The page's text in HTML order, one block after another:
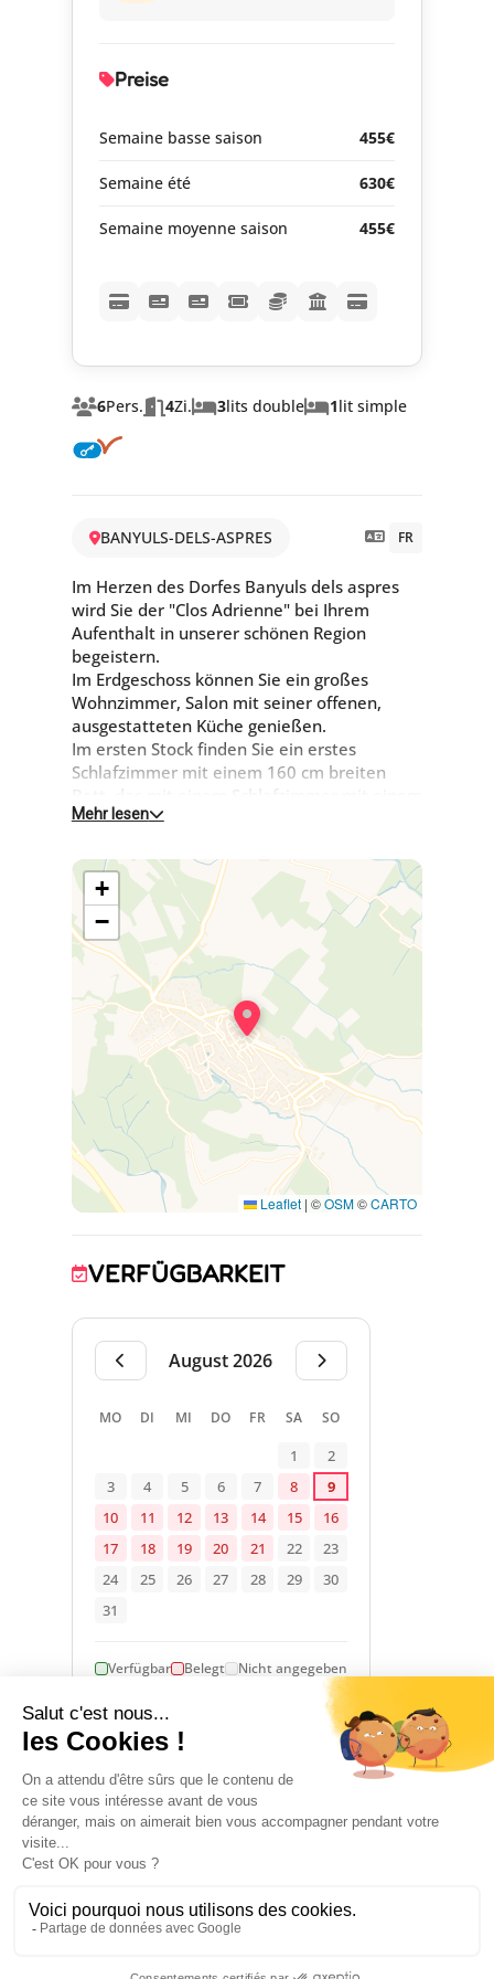
6Pers. 4Zi. 3lits double 1lit simple
BANYULS-DELS-ASPRES FR
Im Herzen des Dorfes Banyuls dels aspres
wird Sie der "Clos Adrienne" bei Ihrem
Aufenthalt in unserer schönen Region
begeistern.
Im Erdgeschoss können Sie ein großes
Wohnzimmer, Salon mit seiner offenen,
ausgestatteten Küche genießen.
Im ersten Stock finden Sie ein erstes
Schlafzimmer mit einem 160 cm breiten
Bett, das mit einem Schlafzimmer mit einem
125 cm breiten Bett verbunden werden
breit) und ein viertes Schlafzimmer (140 cm
breit). Ein Badezimmer mit italienischer
Dusche und ein WC.
WIFI - Waschmaschine - Geschirrspüler -
Garage für 2 Autos.
Sie können auch den Hof nutzen, der mit
Gartenmöbeln, Sonnenschirm und Grill
ausgestattet ist.
Kurtaxe wird zusätzlich erhoben.
Die Nebenkosten für Wasser und Strom sind
in der Zeit von Mai bis Ende September
inbegriffen.
Mehr lesen
+
−
Leaflet | ©OSM©CARTO
VERFÜGBARKEIT
August 2026
MO DI MI DO FR SA SO
1
2
3
4 5 6 7 8
9
10
11 12 13 14 15
16
17
18 19 20 21 22
23
24
25 26 27 28 29
30
31
Verfügbar Belegt Nicht angegeben
1 January 2026 → 31 December 2026
UNTERKUNFT
4
Preise
Semaine basse saison 455€
Semaine été 630€
Semaine moyenne saison 455€